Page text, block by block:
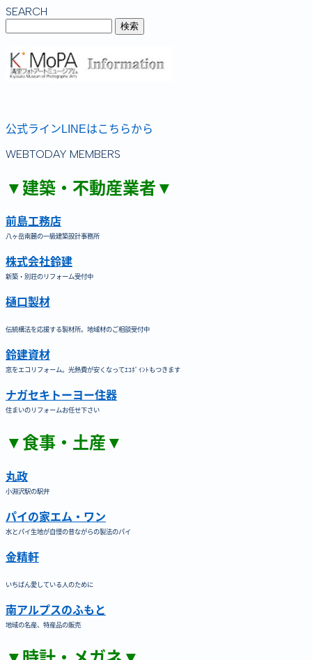
SEARCH
公式ラインLINEはこちらから
WEBTODAY MEMBERS
▼建築・不動産業者▼
前島工務店
八ヶ岳南麓の一級建築設計事務所
株式会社鈴建
新築・別荘のリフォーム受付中
樋口製材
伝統構法を応援する製材所。地域材のご相談受付中
鈴建資材
窓をエコリフォーム。光熱費が安くなってｴｺﾎﾟｲﾝﾄもつきます
ナガセキトーヨー住器
住まいのリフォームお任せ下さい
▼食事・土産▼
丸政
小淵沢駅の駅弁
パイの家エム・ワン
水とパイ生地が自慢の昔ながらの製法のパイ
金精軒
いちばん愛している人のために
南アルプスのふもと
地域の名産、特産品の販売